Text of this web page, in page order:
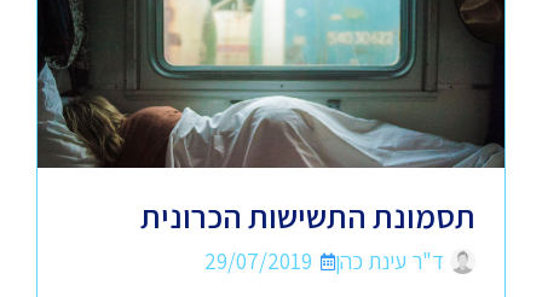
תסמונת התשישות הכרונית
ד"ר עינת כהן
29/07/2019